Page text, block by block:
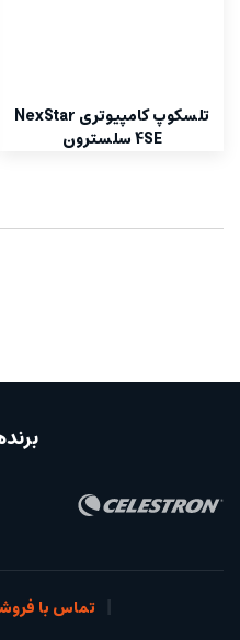
تلسکوپ کامپیوتری NexStar
4SE سلسترون
تماس با